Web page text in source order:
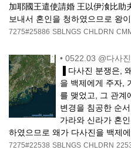
加耶國王遣使請婚 王以伊湌比助
보내서 혼인을 청하였으므로 왕
7275#25886 SBLNGS CHLDRN
• 0522.03 @다사
▐ 다사진 분쟁은,
을 백제에게 주자,
를 맺었고, 그 관계
변경을 침공한 순
가라와 신라가 혼
하였으므로 왜가 다사진을 백제
7275#22538 SBLNGS CHLDRN